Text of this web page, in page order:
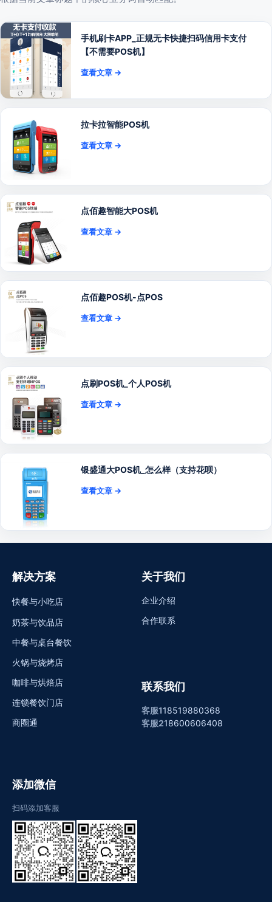
手机刷卡APP_正规无卡快捷扫码信用卡支付
【不需要POS机】
查看文章 →
拉卡拉智能POS机
查看文章 →
点佰趣智能大POS机
查看文章 →
点佰趣POS机-点POS
查看文章 →
点刷POS机_个人POS机
查看文章 →
银盛通大POS机_怎么样（支持花呗）
查看文章 →
解决方案
快餐与小吃店
奶茶与饮品店
中餐与桌台餐饮
火锅与烧烤店
咖啡与烘焙店
连锁餐饮门店
商圈通
关于我们
企业介绍
合作联系
联系我们
客服118519880368
客服218600606408
添加微信
扫码添加客服